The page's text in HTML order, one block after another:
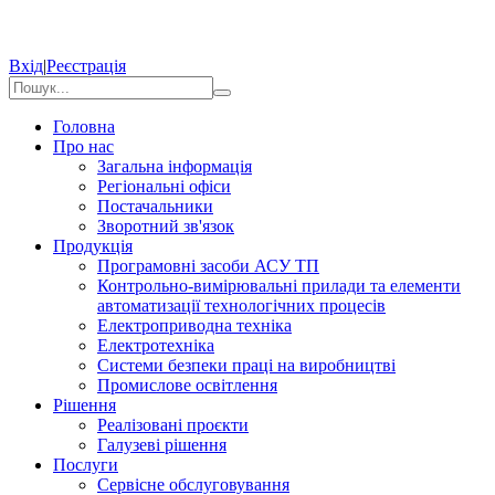
Вхід|Реєстрація
Головна
Про нас
Загальна інформація
Регіональні офіси
Постачальники
Зворотний зв'язок
Продукція
Програмовні засоби АСУ ТП
Контрольно-вимірювальні прилади та елементи
автоматизації технологічних процесів
Електроприводна техніка
Електротехніка
Системи безпеки праці на виробництві
Промислове освітлення
Рішення
Реалізовані проєкти
Галузеві рішення
Послуги
Сервісне обслуговування